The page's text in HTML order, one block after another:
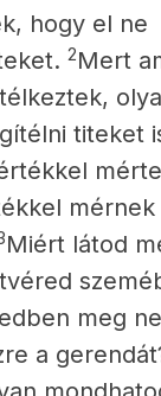
hogy el ne
2Mert
titeket
mérnek
Miért látod
meg
a